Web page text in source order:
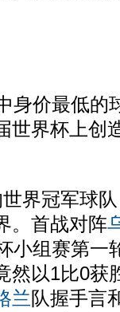
价最低的
世界杯上
冠军球队
。首战对阵
小组赛第一
然以1比0获
兰队握手言